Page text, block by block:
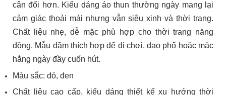
cân đối hơn. Kiểu dáng áo thun thường ngày mang lại
cảm giác thoải mái nhưng vẫn siêu xinh và thời trang.
Chất liệu nhẹ, dễ mặc phù hợp cho thời trang năng
động. Mẫu đầm thích hợp để đi chơi, dạo phố hoặc mặc
hằng ngày đầy cuốn hút.
Màu sắc: đỏ, đen
Chất liệu cao cấp, kiểu dáng thiết kế xu hướng thời